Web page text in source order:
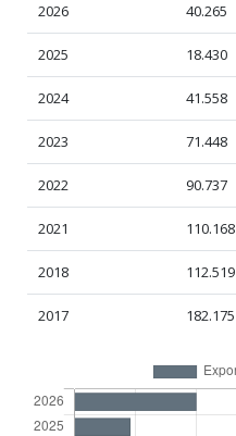
2026 40.265
2025 18.430
2024 41.558
2023 71.448
2022 90.737
2021 110.168
2018 112.519
2017 182.175